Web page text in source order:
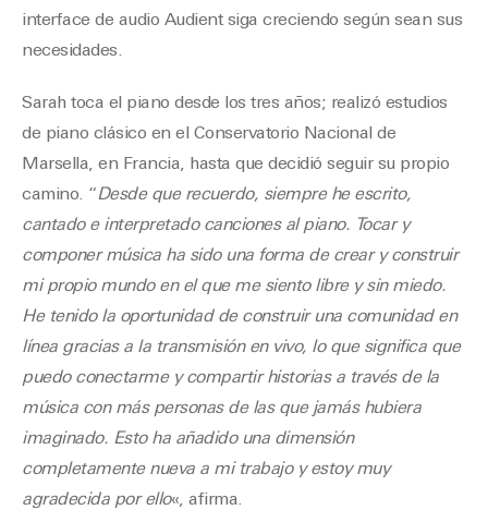
interface de audio Audient siga creciendo según sean sus
necesidades.
Sarah toca el piano desde los tres años; realizó estudios
de piano clásico en el Conservatorio Nacional de
Marsella, en Francia, hasta que decidió seguir su propio
camino. “Desde que recuerdo, siempre he escrito,
cantado e interpretado canciones al piano. Tocar y
componer música ha sido una forma de crear y construir
mi propio mundo en el que me siento libre y sin miedo.
He tenido la oportunidad de construir una comunidad en
línea gracias a la transmisión en vivo, lo que significa que
puedo conectarme y compartir historias a través de la
música con más personas de las que jamás hubiera
imaginado. Esto ha añadido una dimensión
completamente nueva a mi trabajo y estoy muy
agradecida por ello«, afirma.